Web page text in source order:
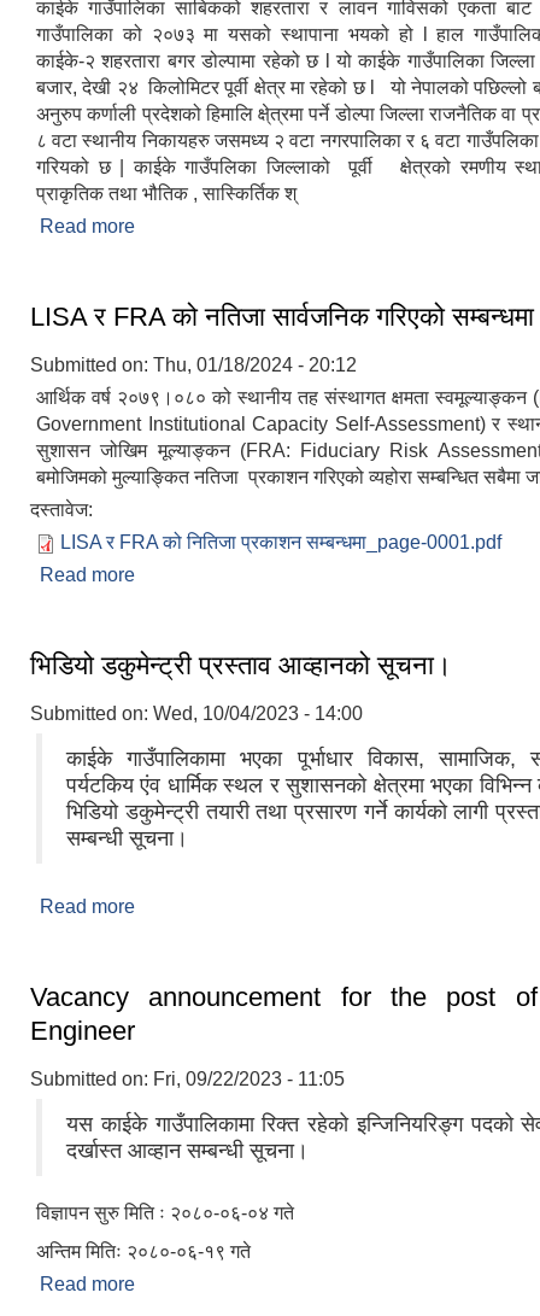
काईके गाउँपालिका साबिकको शहरतारा र लावन गाविसको एकता बाट
गाउँपालिका को २०७३ मा यसको स्थापाना भयको हो l हाल
काईके-२ शहरतारा बगर डोल्पामा रहेको छ l यो काईके गाउँपालिका
बजार, देखी २४ किलोमिटर पूर्वी क्षेत्र मा रहेको छ l यो नेपालको पछिल्लो
अनुरुप कर्णाली प्रदेशको हिमालि क्षे्त्रमा पर्ने डोल्पा जिल्ला राजनैतिक वा
८ वटा स्थानीय निकायहरु जसमध्य २ वटा नगरपालिका र ६ वटा
गरियको छ | काईके गाउँपलिका जिल्लाको पूर्वी क्षेत्रको रमणीय
प्राकृतिक तथा भौतिक , सास्किर्तिक श्
Read more
LISA र FRA को नतिजा सार्वजनिक गरिएको सम्बन्धमा
Submitted on: Thu, 01/18/2024 - 20:12
आर्थिक वर्ष २०७९।०८० को स्थानीय तह संस्थागत क्षमता स्वमूल्याङ्कन
Government Institutional Capacity Self-Assessment) र
सुशासन जोखिम मूल्याङ्कन (FRA: Fiduciary Risk
बमोजिमको मुल्याङ्कित नतिजा प्रकाशन गरिएको व्यहोरा सम्बन्धित सबैमा
दस्तावेज:
LISA र FRA को नितिजा प्रकाशन सम्बन्धमा_page-0001.pdf
Read more
भिडियो डकुमेन्ट्री प्रस्ताव आव्हानको सूचना।
Submitted on: Wed, 10/04/2023 - 14:00
काईके गाउँपालिकामा भएका पूर्भाधार विकास, सामाजिक,
पर्यटकिय एंव धार्मिक स्थल र सुशासनको क्षेत्रमा भएका विभिन्न
भिडियो डकुमेन्ट्री तयारी तथा प्रसारण गर्ने कार्यको लागी
सम्बन्धी सूचना।
Read more
Vacancy announcement for the post
Engineer
Submitted on: Fri, 09/22/2023 - 11:05
यस काईके गाउँपालिकामा रिक्त रहेको इन्जिनियरिङ्ग पदको
दर्खास्त आव्हान सम्बन्धी सूचना।
विज्ञापन सुरु मिति ः २०८०-०६-०४ गते
अन्तिम मितिः २०८०-०६-१९ गते
Read more